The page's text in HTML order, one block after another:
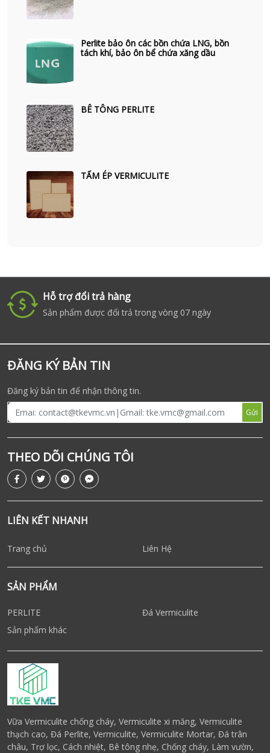
Perlite bảo ôn các bồn chứa LNG, bồn
tách khí, bảo ôn bể chứa xăng dầu
BÊ TÔNG PERLITE
TẤM ÉP VERMICULITE
Hỗ trợ đổi trả hàng
Sản phẩm được đổi trả trong vòng 07 ngày
ĐĂNG KÝ BẢN TIN
Đăng ký bản tin để nhận thông tin.
Gửi
THEO DÕI CHÚNG TÔI
LIÊN KẾT NHANH
Trang chủ Liên Hệ
SẢN PHẨM
PERLITE
Đá Vermiculite
Sản phẩm khác
Vữa Vermiculite chống cháy, Vermiculite xi măng, Vermiculite
thạch cao, Đá Perlite, Vermiculite, Vermiculite Mortar, Đá trân
châu, Trợ lọc, Cách nhiệt, Bê tông nhẹ, Chống cháy, Làm vườn,